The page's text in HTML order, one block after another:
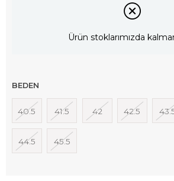
Ürün stoklarımızda
BEDEN
40.5 41.5 42 42.5
44.5 45.5